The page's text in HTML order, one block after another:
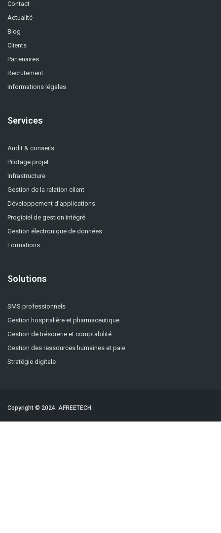
Contact
Actualité
Blog
Clients
Partenaires
Recrutement
Informations légales
Services
Audit & conseils
Pilotage projet
Infrastructure
Gestion de la relation client
Développement d’applications
Progiciel de gestion intégré
Gestion électronique de données
Formations
Solutions
SMS professionnels
Gestion hospitalière et pharmaceutique
Gestion de trésorerie et comptabilité
Gestion des ressources humaines et paie
Stratégie digitale
Copyright © 2024. AFREETECH.